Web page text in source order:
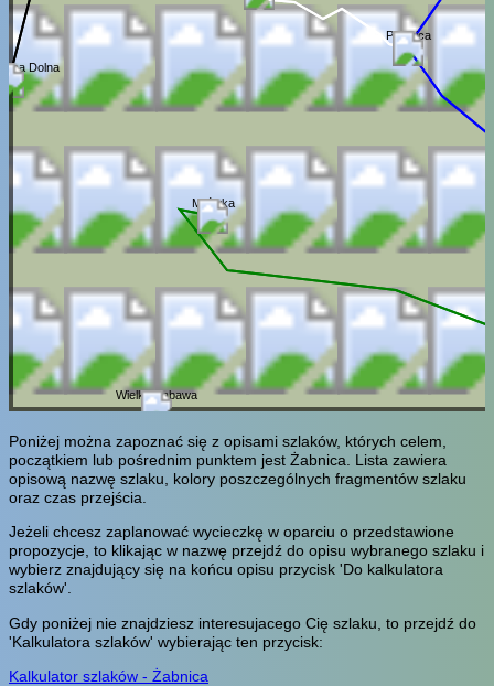
Dolna
Milówka
Palenica
Wielka Zabawa
Poniżej można zapoznać się z opisami szlaków, których celem,
początkiem lub pośrednim punktem jest Żabnica. Lista zawiera
opisową nazwę szlaku, kolory poszczególnych fragmentów szlaku
oraz czas przejścia.
Jeżeli chcesz zaplanować wycieczkę w oparciu o przedstawione
propozycje, to klikając w nazwę przejdź do opisu wybranego szlaku i
wybierz znajdujący się na końcu opisu przycisk 'Do kalkulatora
szlaków'.
Gdy poniżej nie znajdziesz interesujacego Cię szlaku, to przejdź do
'Kalkulatora szlaków' wybierając ten przycisk:
Kalkulator szlaków - Żabnica